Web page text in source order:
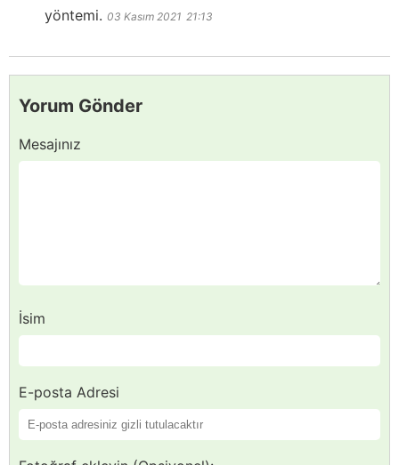
yöntemi. 03 Kasım 2021 21:13
Yorum Gönder
Mesajınız
İsim
E-posta Adresi